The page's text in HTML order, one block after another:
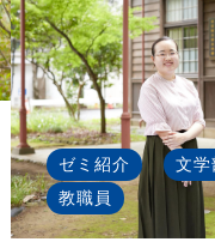
ゼミ紹介 文学
教職員